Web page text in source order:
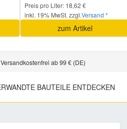
Preis pro Liter: 18,62 €
inkl. 19% MwSt. zzgl.Versand *
zum Artikel
ab 99 € (DE)
BAUTEILE ENTDECKEN